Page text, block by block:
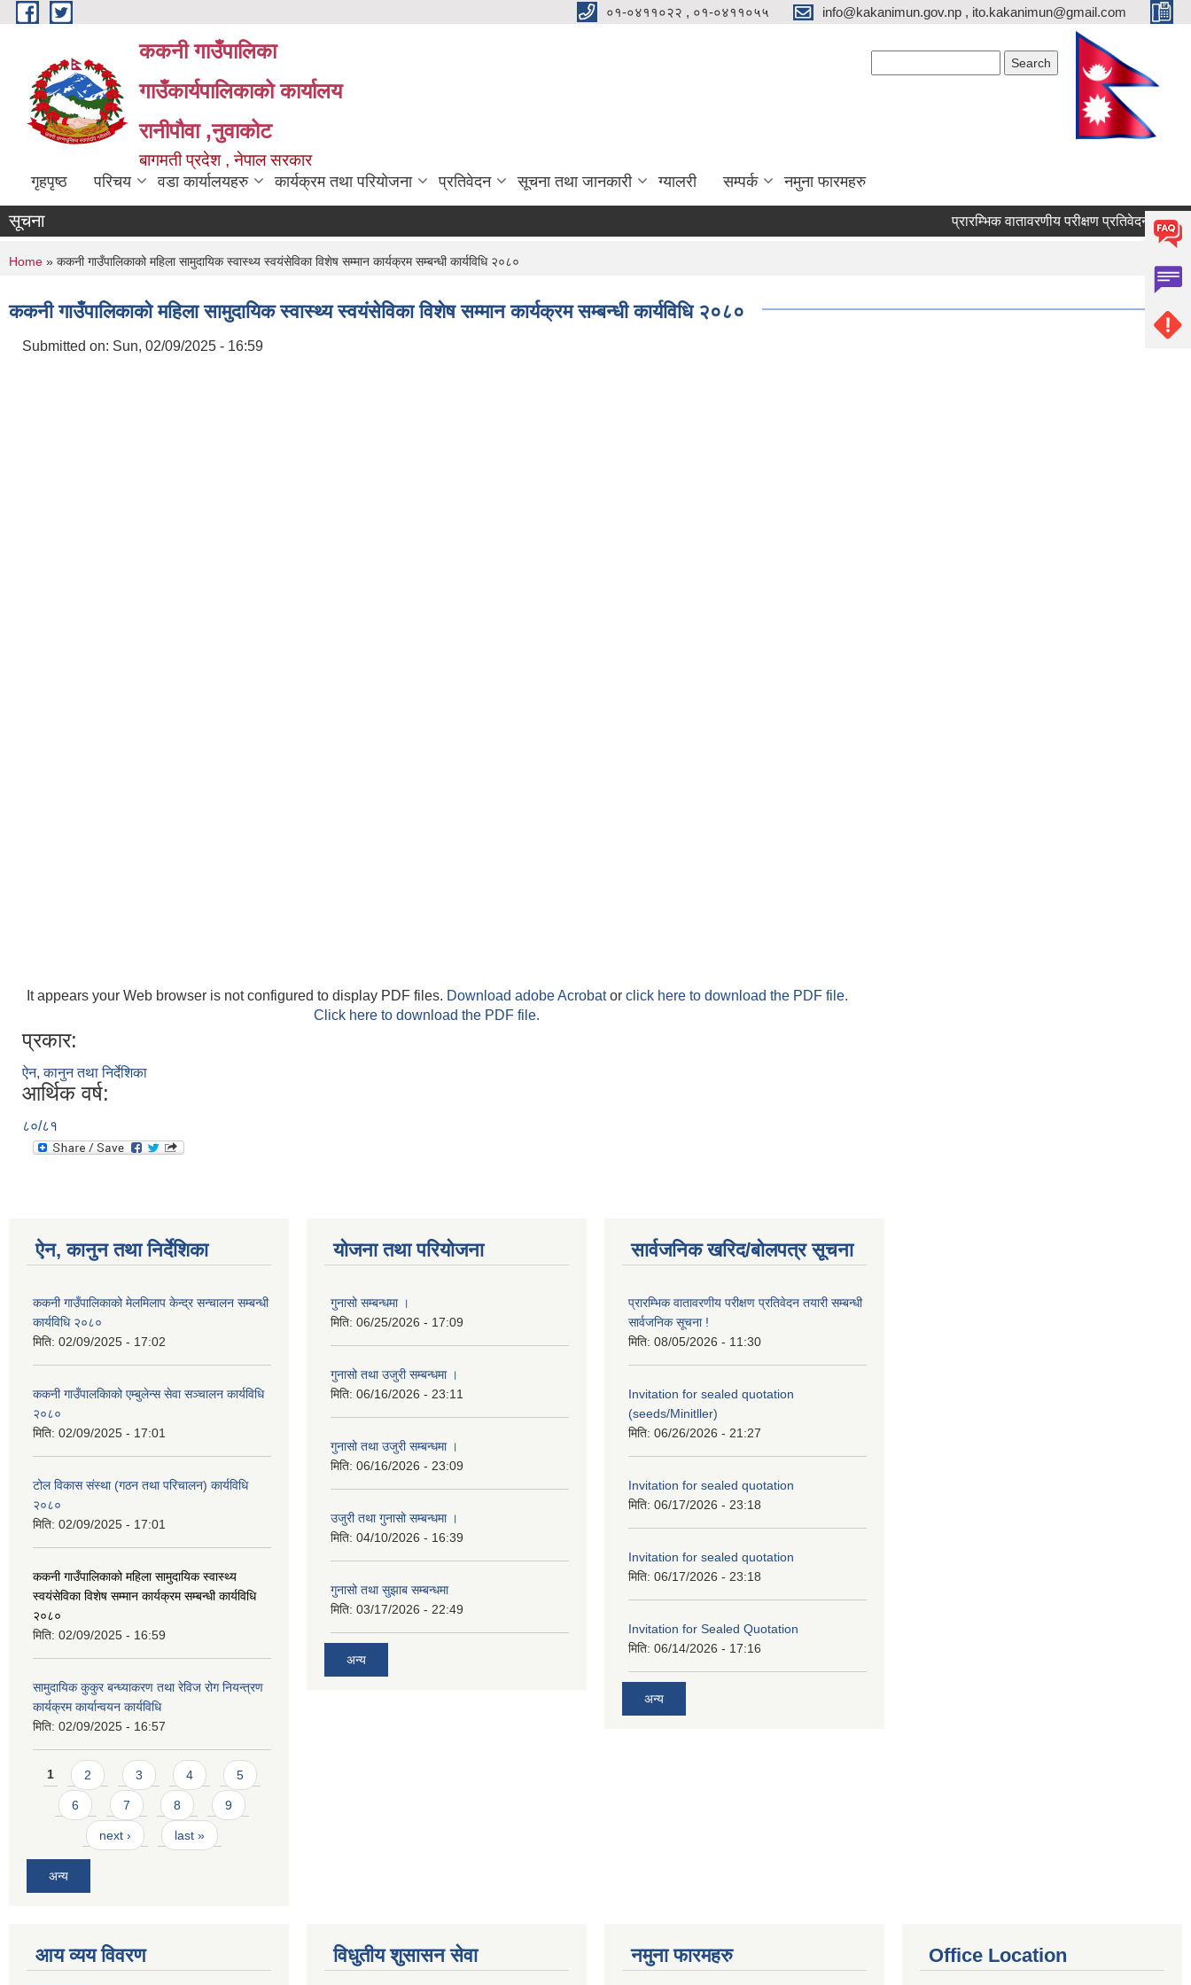
Skip to main content ०१-०४११०२२ , ०१-०४११०५५ info@kakanimun.gov.np , ito.kakanimun@gmail.com
ककनी गाउँपालिका
गाउँकार्यपालिकाको कार्यालय
रानीपौवा ,नुवाकोट
बागमती प्रदेश , नेपाल सरकार
गृहपृष्ठ परिचय वडा कार्यालयहरु कार्यक्रम तथा परियोजना प्रतिवेदन सूचना तथा जानकारी ग्यालरी सम्पर्क नमुना फारमहरु
सूचना प्रारम्भिक वातावरणीय परीक्षण प्रतिवेदन तयारी
You are here
Home » ककनी गाउँपालिकाको महिला सामुदायिक स्वास्थ्य स्वयंसेविका विशेष सम्मान कार्यक्रम सम्बन्धी कार्यविधि २०८०
ककनी गाउँपालिकाको महिला सामुदायिक स्वास्थ्य स्वयंसेविका विशेष सम्मान कार्यक्रम सम्बन्धी कार्यविधि २०८०
Submitted on: Sun, 02/09/2025 - 16:59
It appears your Web browser is not configured to display PDF files. Download adobe Acrobator click here to download the PDF file.
Click here to download the PDF file.
प्रकार:
ऐन, कानुन तथा निर्देशिका
आर्थिक वर्ष:
८०/८१
ऐन, कानुन तथा निर्देशिका
ककनी गाउँपालिकाको मेलमिलाप केन्द्र सन्चालन सम्बन्धी
कार्यविधि २०८०
मिति: 02/09/2025 - 17:02
ककनी गाउँपालकािको एम्बुलेन्स सेवा सञ्चालन कार्यविधि
२०८०
मिति: 02/09/2025 - 17:01
टोल विकास संस्था (गठन तथा परिचालन) कार्यविधि
२०८०
मिति: 02/09/2025 - 17:01
ककनी गाउँपालिकाको महिला सामुदायिक स्वास्थ्य
स्वयंसेविका विशेष सम्मान कार्यक्रम सम्बन्धी कार्यविधि
२०८०
मिति: 02/09/2025 - 16:59
सामुदायिक कुकुर बन्ध्याकरण तथा रेविज रोग नियन्त्रण
कार्यक्रम कार्यान्वयन कार्यविधि
मिति: 02/09/2025 - 16:57
Pages
1 2 3 4 5
6 7 8 9
next › last »
अन्य
योजना तथा परियोजना
गुनासो सम्बन्धमा ।
मिति: 06/25/2026 - 17:09
गुनासो तथा उजुरी सम्बन्धमा ।
मिति: 06/16/2026 - 23:11
गुनासो तथा उजुरी सम्बन्धमा ।
मिति: 06/16/2026 - 23:09
उजुरी तथा गुनासो सम्बन्धमा ।
मिति: 04/10/2026 - 16:39
गुनासो तथा सुझाब सम्बन्धमा
मिति: 03/17/2026 - 22:49
अन्य
सार्वजनिक खरिद/बोलपत्र सूचना
प्रारम्भिक वातावरणीय परीक्षण प्रतिवेदन तयारी सम्बन्धी
सार्वजनिक सूचना !
मिति: 08/05/2026 - 11:30
Invitation for sealed quotation
(seeds/Minitller)
मिति: 06/26/2026 - 21:27
Invitation for sealed quotation
मिति: 06/17/2026 - 23:18
Invitation for sealed quotation
मिति: 06/17/2026 - 23:18
Invitation for Sealed Quotation
मिति: 06/14/2026 - 17:16
अन्य
आय व्यय विवरण विधुतीय शुसासन सेवा नमुना फारमहरु Office Location